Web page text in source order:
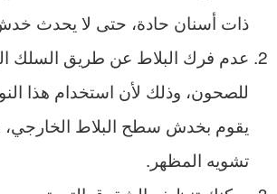
ذات أسنان حادة، حتى لا يحدث
عدم فرك البلاط عن طريق السلك
للصحون، وذلك لأن استخدام هذا
يقوم بخدش سطح البلاط الخارجي،
تشويه المظهر.